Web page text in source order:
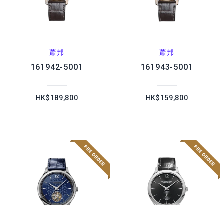
蕭邦
161942-5001
HK$189,800
蕭邦
161943-5001
HK$159,800